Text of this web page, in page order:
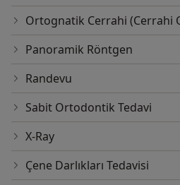
Ortognatik Cerrahi (Cerrahi
Panoramik Röntgen
Randevu
Sabit Ortodontik Tedavi
X-Ray
Çene Darlıkları Tedavisi